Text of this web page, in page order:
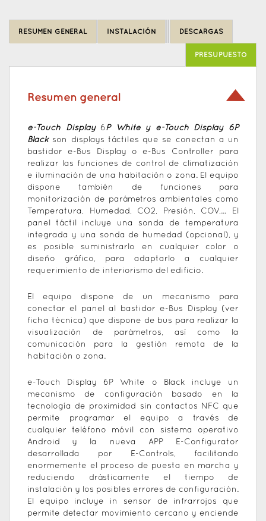
RESUMEN GENERAL INSTALACIÓN DESCARGAS
PRESUPUESTO
Resumen general
e-Touch Display6P White y e-Touch Display 6P
Blackson displays táctiles que se conectan a un
bastidor e-Bus Display o e-Bus Controller para
realizar las funciones de control de climatización
e iluminación de una habitación o zona. El equipo
dispone también de funciones para
monitorización de parámetros ambientales como
Temperatura, Humedad, CO2, Presión, COV,... El
panel táctil incluye una sonda de temperatura
integrada y una sonda de humedad (opcional), y
es posible suministrarlo en cualquier color o
diseño gráfico, para adaptarlo a cualquier
requerimiento de interiorismo del edificio.
El equipo dispone de un mecanismo para
conectar el panel al bastidor e-Bus Display (ver
ficha técnica) que dispone de bus para realizar la
visualización de parámetros, así como la
comunicación para la gestión remota de la
habitación o zona.
e-Touch Display 6P White o Black incluye un
mecanismo de configuración basado en la
tecnología de proximidad sin contactos NFC que
permite programar el equipo a través de
cualquier teléfono móvil con sistema operativo
Android y la nueva APP E-Configurator
desarrollada por E-Controls, facilitando
enormemente el proceso de puesta en marcha y
reduciendo drásticamente el tiempo de
instalación y los posibles errores de configuración.
El equipo incluye in sensor de infrarrojos que
permite detectar movimiento cercano y enciende